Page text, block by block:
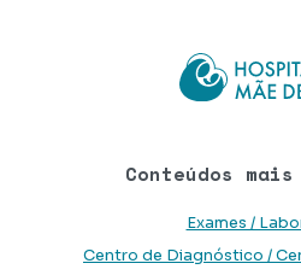
Conteúdos
Exames /
Centro de Diagnóstico /